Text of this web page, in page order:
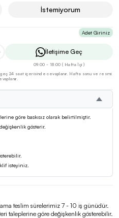
göre baskısız olarak belirtilmiştir.
gösterir.
isteyiniz.
İstemiyorum
Adet Giriniz
İletişime Geç
09:00 - 18:00 ( Hafta İçi )
24 saat içerisinde cevaplanır. Hafta sonu ve resmi
teslim sürelerimiz 7 - 10 iş günüdür.
taleplerine göre değişkenlik gösterebilir.